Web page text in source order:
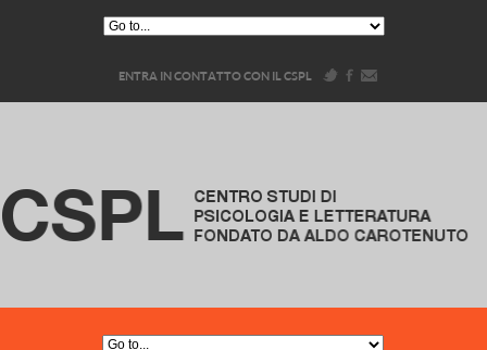
ENTRA IN CONTATTO CON IL CSPL